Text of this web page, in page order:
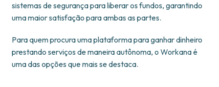
sistemas de segurança para liberar os fundos, garantindo
uma maior satisfação para ambas as partes.
Para quem procura uma plataforma para ganhar dinheiro
prestando serviços de maneira autônoma, o Workana é
uma das opções que mais se destaca.